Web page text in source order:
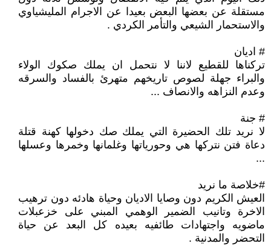
مستقلة عن بعضها البعض بعيدا عن الاجرام المليشياوي
والاستحمار الشيعي والتأمر الكردي .
# اديان
تركناها للقطيع لاننا لا نتحمل ان يملك صكوك الولاء
والبراء جهلة لصوص تاريخهم متهرئ بالفساد والسرقه
وعدم النزاهه والانصاف ...
# جنة
لا نريد تلك الحضيرة التي يملك صك دخولها كهنة قتلة
دعاة فتن نتركها هي وحورياتها وغلمانها وخمرها وعسلها
...
#خلاصة ما نريد
العيش الكريم دون وصايا الاديان وحياة هادئه دون ترهيب
الاخرة وتانيب الضمير الوهمي المبني على خزعبلات
ماضويه واجتهادات طائفيه بعيده كل البعد عن حياة
التحضر والمدنية .